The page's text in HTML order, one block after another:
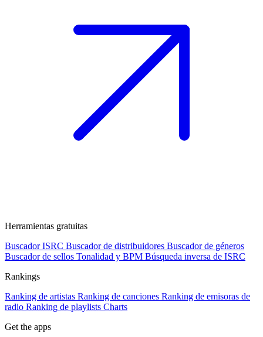
Herramientas gratuitas
Buscador ISRC Buscador de distribuidores Buscador de géneros
Buscador de sellos Tonalidad y BPM Búsqueda inversa de ISRC
Rankings
Ranking de artistas Ranking de canciones Ranking de emisoras de
radio Ranking de playlists Charts
Get the apps